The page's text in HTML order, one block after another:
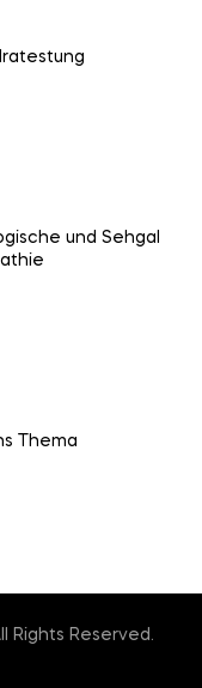
und Sehgal
Thema
Rights Reserved.